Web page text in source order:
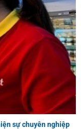
sự chuyên nghiệp